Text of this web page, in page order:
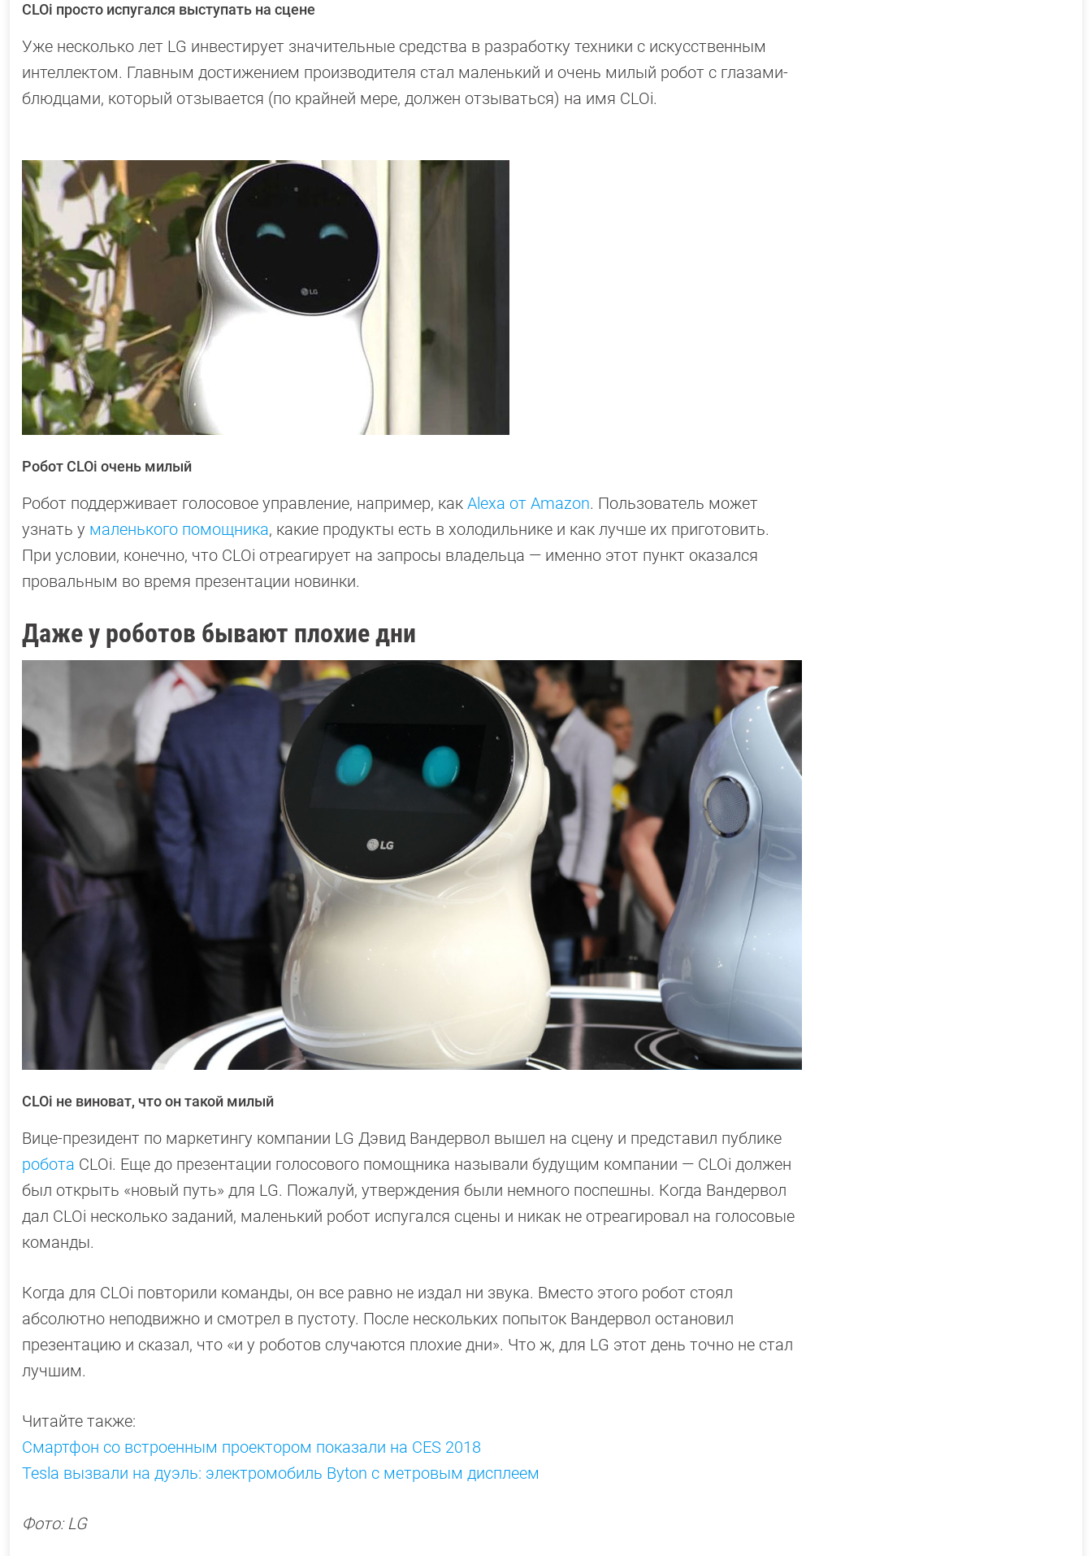
CLOi просто испугался выступать на сцене
Уже несколько лет LG инвестирует значительные средства в разработку техники с искусственным
интеллектом. Главным достижением производителя стал маленький и очень милый робот с глазами-
блюдцами, который отзывается (по крайней мере, должен отзываться) на имя CLOi.
Робот CLOi очень милый
Робот поддерживает голосовое управление, например, как Аlexa от Amazon. Пользователь может
узнать у маленького помощника, какие продукты есть в холодильнике и как лучше их приготовить.
При условии, конечно, что CLOi отреагирует на запросы владельца — именно этот пункт оказался
провальным во время презентации новинки.
Даже у роботов бывают плохие дни
CLOi не виноват, что он такой милый
Вице-президент по маркетингу компании LG Дэвид Вандервол вышел на сцену и представил публике
робота CLOi. Еще до презентации голосового помощника называли будущим компании — CLOi должен
был открыть «новый путь» для LG. Пожалуй, утверждения были немного поспешны. Когда Вандервол
дал CLOi несколько заданий, маленький робот испугался сцены и никак не отреагировал на голосовые
команды.
Когда для CLOi повторили команды, он все равно не издал ни звука. Вместо этого робот стоял
абсолютно неподвижно и смотрел в пустоту. После нескольких попыток Вандервол остановил
презентацию и сказал, что «и у роботов случаются плохие дни». Что ж, для LG этот день точно не стал
лучшим.
Читайте также:
Смартфон со встроенным проектором показали на CES 2018
Tesla вызвали на дуэль: электромобиль Byton с метровым дисплеем
Фото: LG